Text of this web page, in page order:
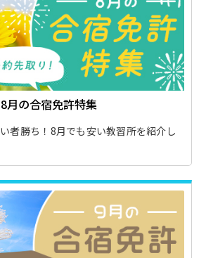
8月の合宿免許特集
者勝ち！8月でも安い教習所を紹介し